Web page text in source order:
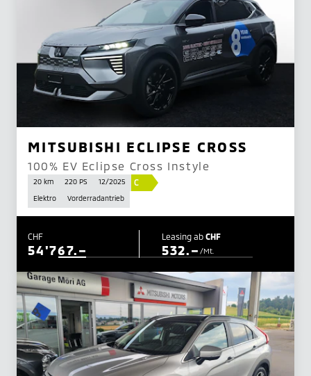
MITSUBISHI ECLIPSE CROSS
100% EV Eclipse Cross Instyle
20 km 220 PS 12/2025 C
Elektro Vorderradantrieb
CHF
54'767.–
Leasing ab CHF
532.– /Mt.